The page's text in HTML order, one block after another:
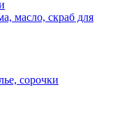
масло, скраб для
сорочки